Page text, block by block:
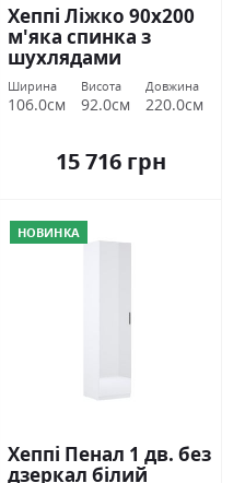
Хеппі Ліжко 90х200
м'яка спинка з
шухлядами
Міромарк
Ширина
106.0см
Висота
92.0см
Довжина
220.0см
15 716 грн
НОВИНКА
Хеппі Пенал 1 дв. без
дзеркал білий